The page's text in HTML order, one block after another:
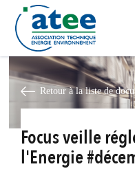
au
contenu
principal
Retour à la liste de
Focus veille
l'Energie
Panneau de gestion des cookies